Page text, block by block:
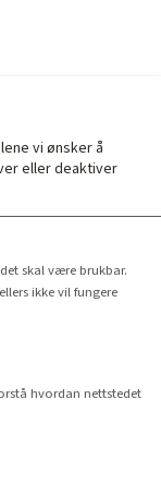
vi ønsker å
eller deaktiver
skal være brukbar.
ikke vil fungere
hvordan nettstedet